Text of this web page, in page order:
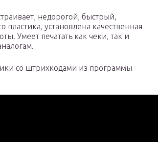
недорогой, быстрый,
пластика, установлена качественная
Умеет печатать как чеки, так и
со штрихкодами из программы